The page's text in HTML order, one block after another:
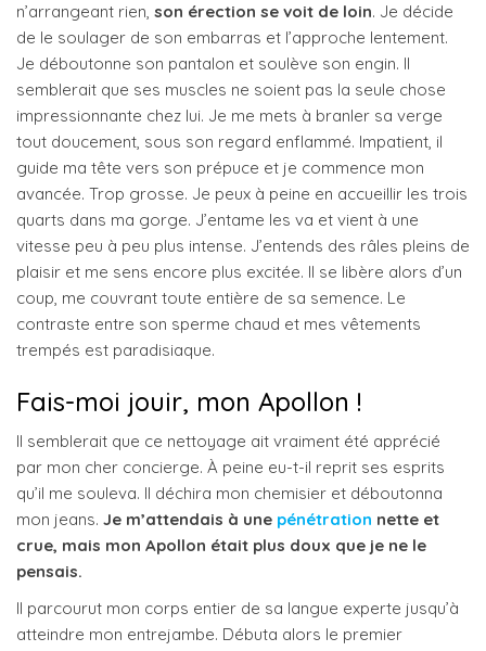
n’arrangeant rien, son érection se voit de loin. Je décide
de le soulager de son embarras et l’approche lentement.
Je déboutonne son pantalon et soulève son engin. Il
semblerait que ses muscles ne soient pas la seule chose
impressionnante chez lui. Je me mets à branler sa verge
tout doucement, sous son regard enflammé. Impatient, il
guide ma tête vers son prépuce et je commence mon
avancée. Trop grosse. Je peux à peine en accueillir les trois
quarts dans ma gorge. J’entame les va et vient à une
vitesse peu à peu plus intense. J’entends des râles pleins de
plaisir et me sens encore plus excitée. Il se libère alors d’un
coup, me couvrant toute entière de sa semence. Le
contraste entre son sperme chaud et mes vêtements
trempés est paradisiaque.
Fais-moi jouir, mon Apollon !
Il semblerait que ce nettoyage ait vraiment été apprécié
par mon cher concierge. À peine eu-t-il reprit ses esprits
qu’il me souleva. Il déchira mon chemisier et déboutonna
mon jeans. Je m’attendais à une pénétration nette et
crue, mais mon Apollon était plus doux que je ne le
pensais.
Il parcourut mon corps entier de sa langue experte jusqu’à
atteindre mon entrejambe. Débuta alors le premier